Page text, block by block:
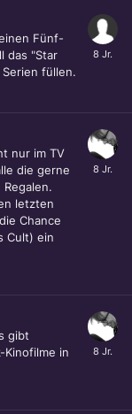
Fünf-
das "Star
füllen.
nur im TV
die gerne
letzten
Chance
Cult) ein
gibt
Kinofilme in